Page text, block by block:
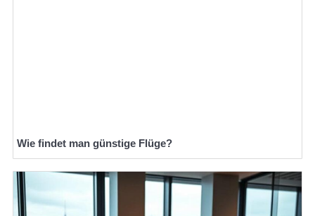
Wie findet man günstige Flüge?